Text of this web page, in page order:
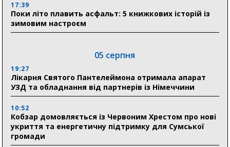
17:39
Поки літо плавить асфальт: 5 книжкових історій із
зимовим настроєм
05 серпня
19:27
Лікарня Святого Пантелеймона отримала апарат
УЗД та обладнання від партнерів із Німеччини
10:52
Кобзар домовляється із Червоним Хрестом про нові
укриття та енергетичну підтримку для Сумської
громади